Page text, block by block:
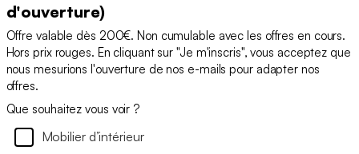
d'ouverture)
Offre valable dès 200€. Non cumulable avec les offres en cours.
Hors prix rouges. En cliquant sur "Je m'inscris", vous acceptez que
nous mesurions l'ouverture de nos e-mails pour adapter nos
offres.
Que souhaitez vous voir ?
Mobilier d’intérieur